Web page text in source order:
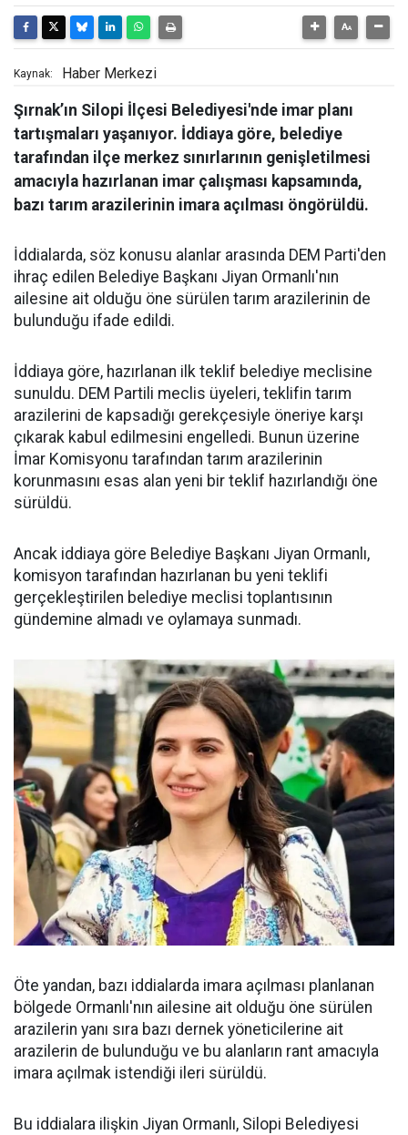
Kaynak: Haber Merkezi
Şırnak’ın Silopi İlçesi Belediyesi'nde imar planı
tartışmaları yaşanıyor. İddiaya göre, belediye
tarafından ilçe merkez sınırlarının genişletilmesi
amacıyla hazırlanan imar çalışması kapsamında,
bazı tarım arazilerinin imara açılması öngörüldü.
İddialarda, söz konusu alanlar arasında DEM Parti'den
ihraç edilen Belediye Başkanı Jiyan Ormanlı'nın
ailesine ait olduğu öne sürülen tarım arazilerinin de
bulunduğu ifade edildi.
İddiaya göre, hazırlanan ilk teklif belediye meclisine
sunuldu. DEM Partili meclis üyeleri, teklifin tarım
arazilerini de kapsadığı gerekçesiyle öneriye karşı
çıkarak kabul edilmesini engelledi. Bunun üzerine
İmar Komisyonu tarafından tarım arazilerinin
korunmasını esas alan yeni bir teklif hazırlandığı öne
sürüldü.
Ancak iddiaya göre Belediye Başkanı Jiyan Ormanlı,
komisyon tarafından hazırlanan bu yeni teklifi
gerçekleştirilen belediye meclisi toplantısının
gündemine almadı ve oylamaya sunmadı.
Öte yandan, bazı iddialarda imara açılması planlanan
bölgede Ormanlı'nın ailesine ait olduğu öne sürülen
arazilerin yanı sıra bazı dernek yöneticilerine ait
arazilerin de bulunduğu ve bu alanların rant amacıyla
imara açılmak istendiği ileri sürüldü.
Bu iddialara ilişkin Jiyan Ormanlı, Silopi Belediyesi